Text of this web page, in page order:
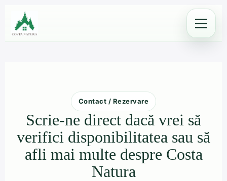
content
Contact / Rezervare
Scrie-ne direct dacă vrei să
verifici disponibilitatea sau să
afli mai multe despre Costa
Natura